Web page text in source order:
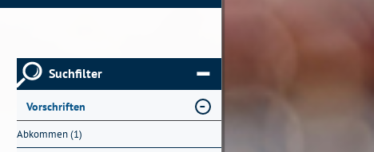
Suchfilter
Vorschriften
Abkommen (1)